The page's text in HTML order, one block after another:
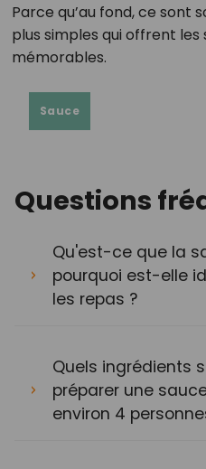
Parce qu’au fond, ce sont
plus simples qui offrent les
mémorables.
Sauce
Questions
Qu'est-ce que la
pourquoi est-elle
les repas ?
Quels ingrédients
préparer une
environ 4